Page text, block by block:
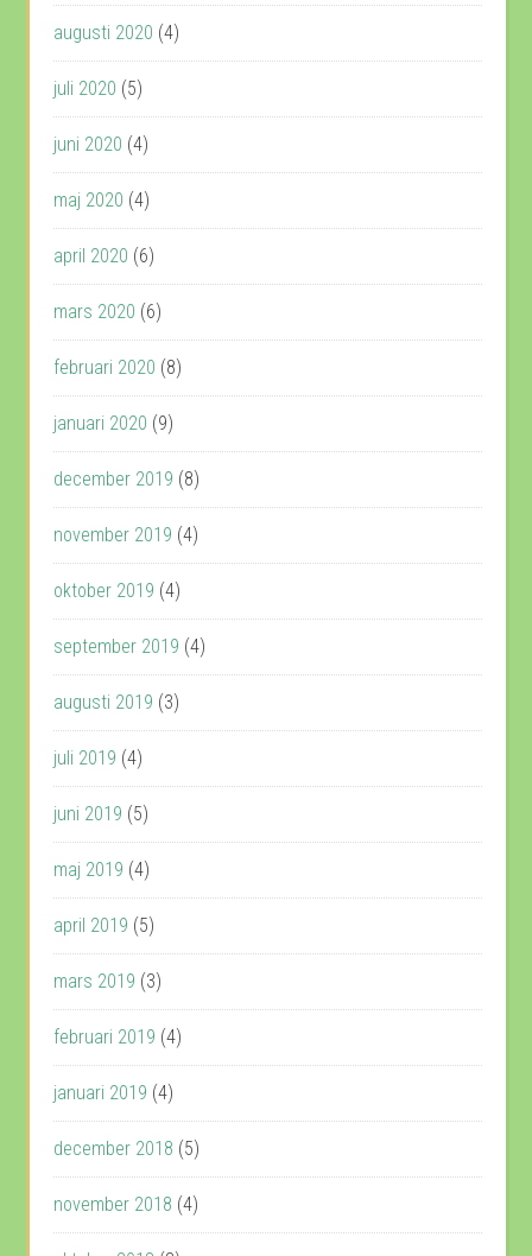
augusti 2020 (4)
juli 2020 (5)
juni 2020 (4)
maj 2020 (4)
april 2020 (6)
mars 2020 (6)
februari 2020 (8)
januari 2020 (9)
december 2019 (8)
november 2019 (4)
oktober 2019 (4)
september 2019 (4)
augusti 2019 (3)
juli 2019 (4)
juni 2019 (5)
maj 2019 (4)
april 2019 (5)
mars 2019 (3)
februari 2019 (4)
januari 2019 (4)
december 2018 (5)
november 2018 (4)